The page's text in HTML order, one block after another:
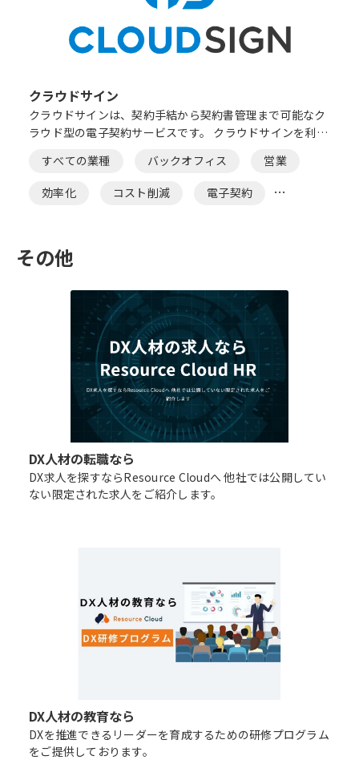
クラウドサイン
クラウドサインは、契約手結から契約書管理まで可能なク
ラウド型の電子契約サービスです。 クラウドサインを利用
代が不要になりコスト削減に繋がります。
すべての業種 バックオフィス
営業
効率化
コスト削減
電子契約
その他
DX人材の転職なら
DX求人を探すならResource Cloudへ 他社では公開してい
ない限定された求人をご紹介します。
DX人材の教育なら
DXを推進できるリーダーを育成するための研修プログラム
をご提供しております。